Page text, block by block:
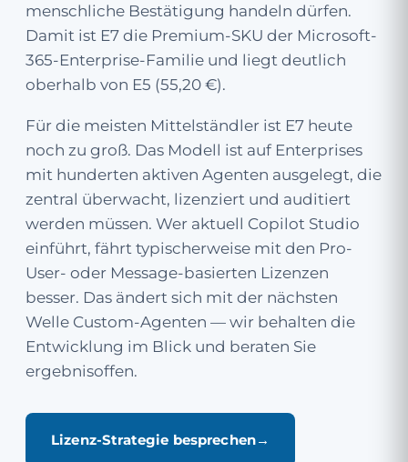
menschliche Bestätigung handeln dürfen.
Damit ist E7 die Premium-SKU der Microsoft-
365-Enterprise-Familie und liegt deutlich
oberhalb von E5 (55,20 €).
Für die meisten Mittelständler ist E7 heute
noch zu groß. Das Modell ist auf Enterprises
mit hunderten aktiven Agenten ausgelegt, die
zentral überwacht, lizenziert und auditiert
werden müssen. Wer aktuell Copilot Studio
einführt, fährt typischerweise mit den Pro-
User- oder Message-basierten Lizenzen
besser. Das ändert sich mit der nächsten
Welle Custom-Agenten — wir behalten die
Entwicklung im Blick und beraten Sie
ergebnisoffen.
Lizenz-Strategie besprechen